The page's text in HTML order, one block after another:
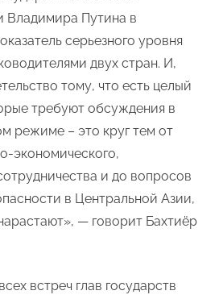
Владимира Путина в
серьезного уровня
двух стран. И,
тому, что есть целый
требуют обсуждения в
режиме – это круг тем от
экономического,
и до вопросов
в Центральной Азии,
— говорит Бахтиёр
встреч глав государств